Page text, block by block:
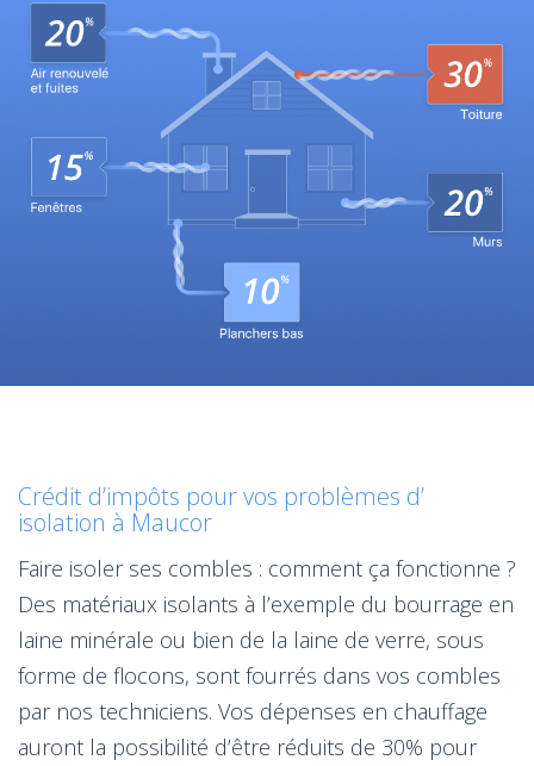
Crédit d’impôts pour vos problèmes d’
isolation à Maucor
Faire isoler ses combles : comment ça fonctionne ?
Des matériaux isolants à l’exemple du bourrage en
laine minérale ou bien de la laine de verre, sous
forme de flocons, sont fourrés dans vos combles
par nos techniciens. Vos dépenses en chauffage
auront la possibilité d’être réduits de 30% pour